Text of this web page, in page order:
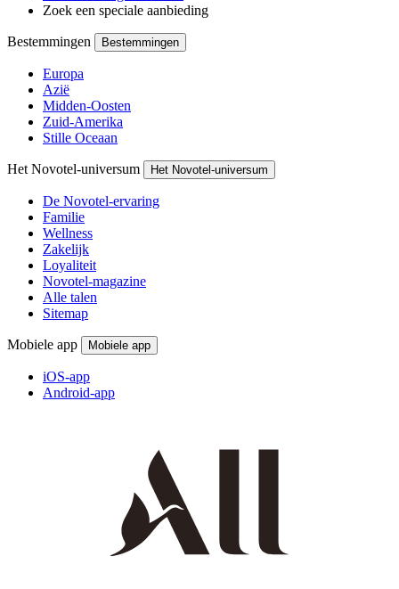
Zoek een speciale aanbieding
Bestemmingen Bestemmingen
Europa
Azië
Midden-Oosten
Zuid-Amerika
Stille Oceaan
Het Novotel-universum Het Novotel-universum
De Novotel-ervaring
Familie
Wellness
Zakelijk
Loyaliteit
Novotel-magazine
Alle talen
Sitemap
Mobiele app Mobiele app
iOS-app
Android-app